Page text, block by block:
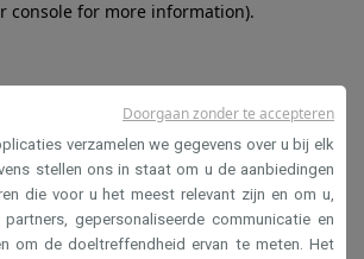
console for more information).
verzamelen we gegevens over u bij elk
stellen ons in staat om u de aanbiedingen
die voor u het meest relevant zijn en om u,
gepersonaliseerde communicatie en
om de doeltreffendheid ervan te meten. Het
Doorgaan zonder te accepteren